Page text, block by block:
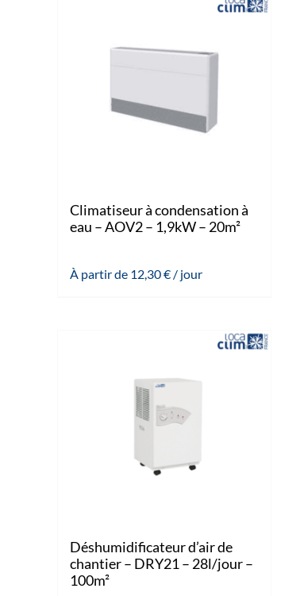
Climatiseur à condensation à
eau – AOV2 – 1,9kW – 20m²
À partir de 12,30€/ jour
Déshumidificateur d’air de
chantier – DRY21 – 28l/jour –
100m²